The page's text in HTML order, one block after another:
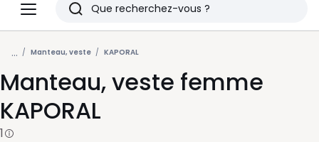
Menu
Redoute
Rechercher
Derniers
articles
vus
... Manteau, veste KAPORAL
Manteau, veste femme
KAPORAL
1